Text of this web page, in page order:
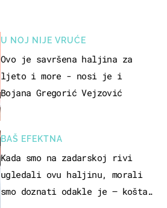
U NOJ NIJE VRUĆE
Ovo je savršena haljina za
ljeto i more - nosi je i
Bojana Gregorić Vejzović
BAŠ EFEKTNA
Kada smo na zadarskoj rivi
ugledali ovu haljinu, morali
smo doznati odakle je – košta